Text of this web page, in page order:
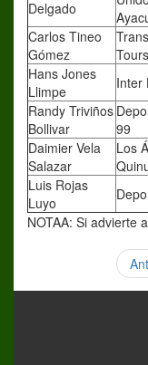
Delgado
Carlos Tineo
Gómez
Hans Jones
Llimpe
Inter
Randy Triviños
Bollivar
99
Daimier Vela
Salazar
Los
Luis Rojas
Luyo
NOTAA: Si advierte